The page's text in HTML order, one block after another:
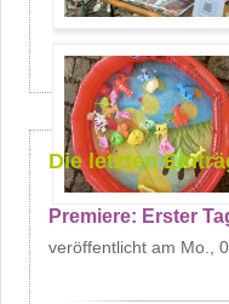
Die letzten
Premiere: Erster
Mo.,